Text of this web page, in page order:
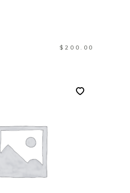
$ 200.00